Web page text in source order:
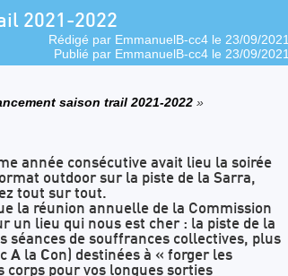
2021-2022
Rédigé par EmmanuelB-cc4 le 23/09/2021
Publié par EmmanuelB-cc4 le 23/09/2021
saison trail 2021-2022 »
année consécutive avait lieu la soirée
outdoor sur la piste de la Sarra,
tout sur tout.
la réunion annuelle de la Commission
un lieu qui nous est cher : la piste de la
séances de souffrances collectives, plus
A la Con) destinées à « forger les
corps pour vos longues sorties